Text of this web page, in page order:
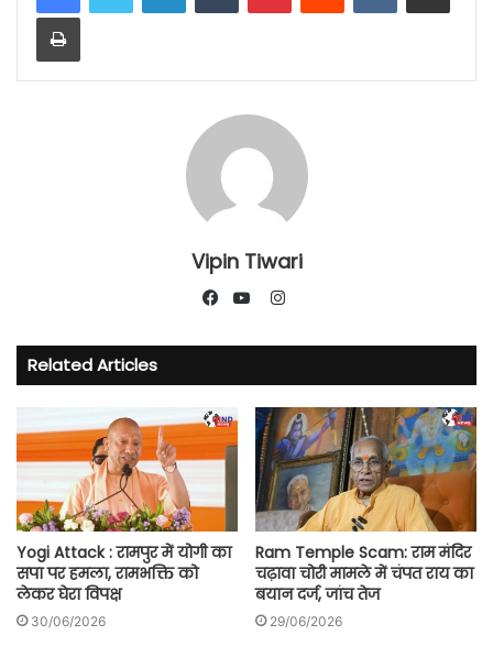
Print
Vipin Tiwari
Instagram
Related Articles
Yogi Attack : रामपुर में योगी का
सपा पर हमला, रामभक्ति को
लेकर घेरा विपक्ष
30/06/2026
Ram Temple Scam: राम मंदिर
चढ़ावा चोरी मामले में चंपत राय का
बयान दर्ज, जांच तेज
29/06/2026